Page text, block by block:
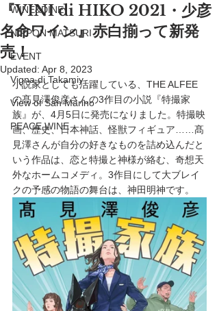
WINE&DINE
NIPPON MATSURI
EVENT
Vigna di Takamiy
View of San Marino
PEACE WINE
『VINI di HIKO 2021・少彦
名命ワイン』赤白揃って新発
売！
Updated: Apr 8, 2023
小説家としても活躍している、THE ALFEE
の髙見澤俊彦さんの3作目の小説『特撮家
族』が、4月5日に発売になりました。特撮映
画、歴史、日本神話、怪獣フィギュア……髙
見澤さんが自分の好きなものを詰め込んだと
いう作品は、恋と特撮と神様が絡む、奇想天
外なホームコメディ。3作目にして大ブレイ
クの予感の物語の舞台は、神田明神です。